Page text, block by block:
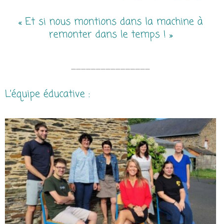
« Et si nous montions dans la machine à
remonter dans le temps ! »
————————————————
L’équipe éducative :